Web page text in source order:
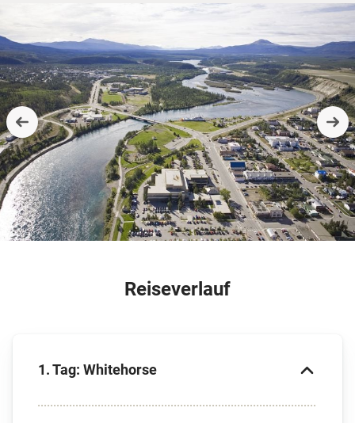
Reiseverlauf
1. Tag: Whitehorse